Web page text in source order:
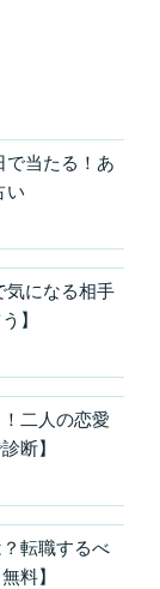
で当たる！あ
い
気になる相手
】
二人の恋愛
断】
転職するべ
料】